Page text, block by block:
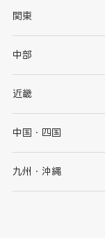
北海道
岩手県
秋田県
関東
茨城県
群馬県
千葉県
中部
新潟県
石川県
山梨県
近畿
大阪府
京都府
中国・四国
鳥取県
九州・沖縄